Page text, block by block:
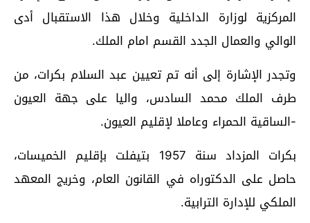
المركزية لوزارة الداخلية وخلال هذا الاستقبال أدى
الوالي والعمال الجدد القسم امام الملك.
وتجدر الإشارة إلى أنه تم تعيين عبد السلام بكرات، من
طرف الملك محمد السادس، واليا على جهة العيون
-الساقية الحمراء وعاملا لإقليم العيون.
بكرات المزداد سنة 1957 بتيفلت بإقليم الخميسات،
حاصل على الدكتوراه في القانون العام، وخريج المعهد
الملكي للإدارة الترابية.